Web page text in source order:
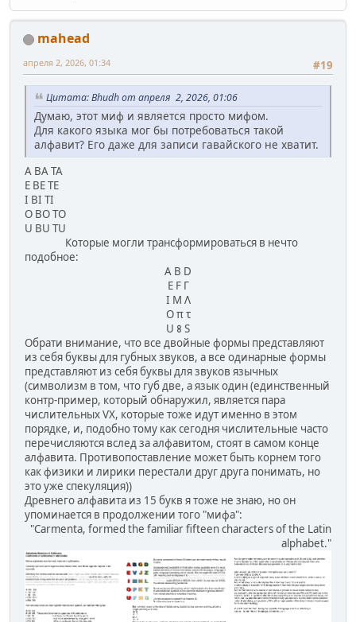
mahead
#19
апреля 2, 2026, 01:34
Цитата: Bhudh от апреля 2, 2026, 01:06
Думаю, этот миф и является просто мифом.
Для какого языка мог бы потребоваться такой
алфавит? Его даже для записи гавайского не хватит.
A BA TA
E BE TE
I BI TI
O BO TO
U BU TU
Которые могли трансформироваться в нечто
подобное:
A B D
E F Г
I M Λ
O π τ
U 𐌚 S
Обрати внимание, что все двойные формы представляют
из себя буквы для губных звуков, а все одинарные формы
представляют из себя буквы для звуков язычных
(символизм в том, что губ две, а язык один (единственный
контр-пример, который обнаружил, является пара
числительных VX, которые тоже идут именно в этом
порядке, и, подобно тому как сегодня числительные часто
перечисляются вслед за алфавитом, стоят в самом конце
алфавита. Противопоставление может быть корнем того
как физики и лирики перестали друг друга понимать, но
это уже спекуляция))
Древнего алфавита из 15 букв я тоже не знаю, но он
упоминается в продолжении того "мифа":
"Carmenta, formed the familiar fifteen characters of the Latin
alphabet."